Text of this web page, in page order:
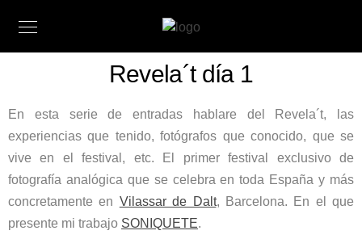
Revela´t día 1
En esta serie de entradas hablare del Revela´t, las
experiencias que tenido, fotógrafos que conocido, que se
vive en el festival, etc. El primer festival exclusivo de
fotografía analógica que se celebra en toda España y más
concretamente en Vilassar de Dalt, Barcelona. En el que
presente mi trabajo SONIQUETE.